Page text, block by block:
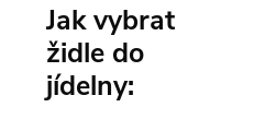
Jak vybrat
židle do
jídelny: